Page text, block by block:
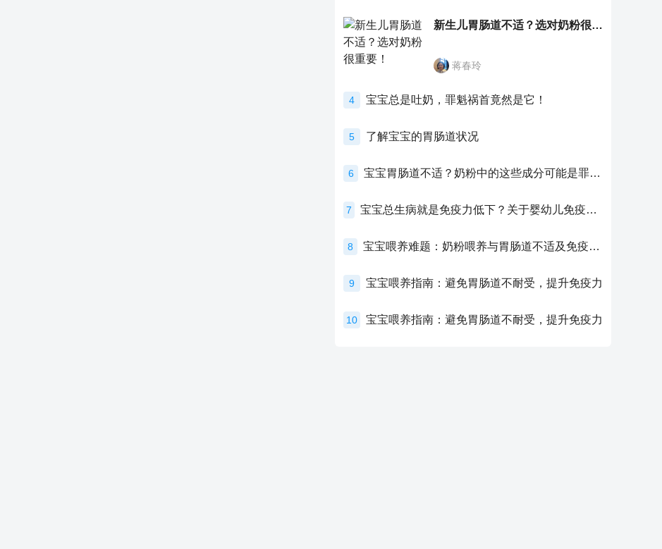
新生儿胃肠道不适？选对奶粉很重要！
蒋春玲
4 宝宝总是吐奶，罪魁祸首竟然是它！
5 了解宝宝的胃肠道状况
6 宝宝胃肠道不适？奶粉中的这些成分可能是罪魁祸首！
7 宝宝总生病就是免疫力低下？关于婴幼儿免疫力的真相，家长必须了解！
8 宝宝喂养难题：奶粉喂养与胃肠道不适及免疫力提升的奥秘
9 宝宝喂养指南：避免胃肠道不耐受，提升免疫力
10 宝宝喂养指南：避免胃肠道不耐受，提升免疫力